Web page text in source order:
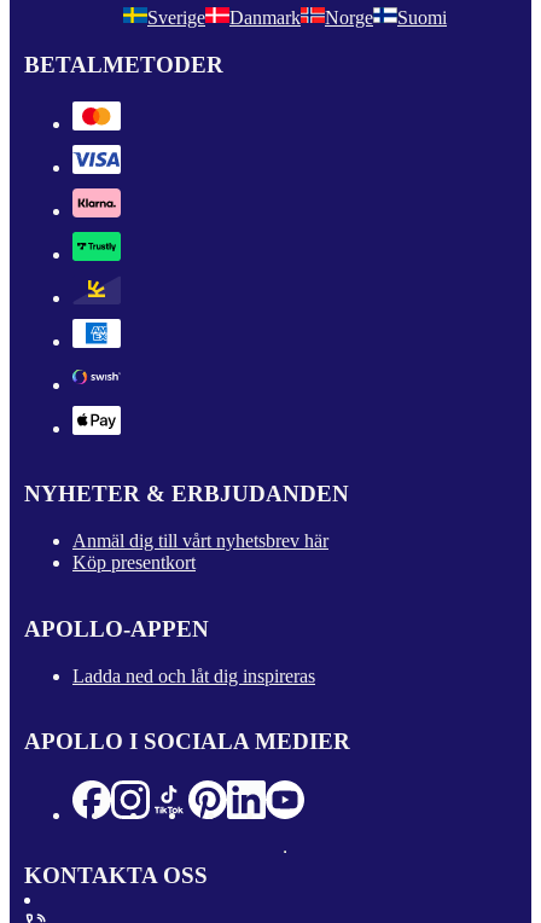
Sverige Danmark Norge Suomi
BETALMETODER
NYHETER & ERBJUDANDEN
Anmäl dig till vårt nyhetsbrev här
Köp presentkort
APOLLO-APPEN
Ladda ned och låt dig inspireras
APOLLO I SOCIALA MEDIER
KONTAKTA OSS